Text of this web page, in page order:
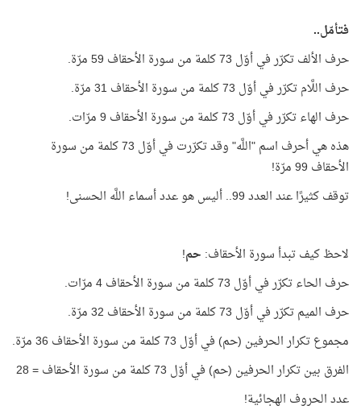
فتأمّل..
حرف الألف تكرّر في أوّل 73 كلمة من سورة الأحقاف 59 مرّة.
حرف اللَّام تكرّر في أوّل 73 كلمة من سورة الأحقاف 31 مرّة.
حرف الهاء تكرّر في أوّل 73 كلمة من سورة الأحقاف 9 مرّات.
هذه هي أحرف اسم "اللَّه" وقد تكرّرت في أوّل 73 كلمة من سورة
الأحقاف 99 مرّة!
توقف كثيرًا عند العدد 99.. أليس هو عدد أسماء اللَّه الحسنى!
لاحظ كيف تبدأ سورة الأحقاف: حم!
حرف الحاء تكرّر في أوّل 73 كلمة من سورة الأحقاف 4 مرّات.
حرف الميم تكرّر في أوّل 73 كلمة من سورة الأحقاف 32 مرّة.
مجموع تكرار الحرفين (حم) في أوّل 73 كلمة من سورة الأحقاف 36 مرّة.
الفرق بين تكرار الحرفين (حم) في أوّل 73 كلمة من سورة الأحقاف = 28
عدد الحروف الهجائية!